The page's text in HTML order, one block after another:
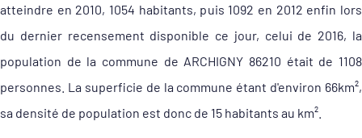
atteindre en 2010, 1054 habitants, puis 1092 en 2012 enfin lors
du dernier recensement disponible ce jour, celui de 2016, la
population de la commune de ARCHIGNY 86210 était de 1108
personnes. La superficie de la commune étant d'environ 66km²,
sa densité de population est donc de 15 habitants au km².